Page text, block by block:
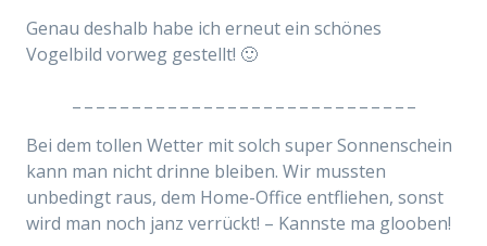
Genau deshalb habe ich erneut ein schönes
Vogelbild vorweg gestellt! 🙂
Bei dem tollen Wetter mit solch super Sonnenschein
kann man nicht drinne bleiben. Wir mussten
unbedingt raus, dem Home-Office entfliehen, sonst
wird man noch janz verrückt! – Kannste ma glooben!